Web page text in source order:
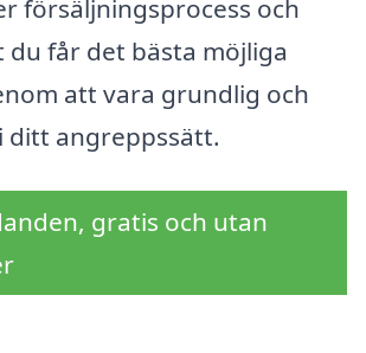
försäljningsprocess och
du får det bästa möjliga
att vara grundlig och
ditt angreppssätt.
gratis och utan